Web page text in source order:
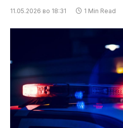
11.05.2026 во 18:31 1 Min Read